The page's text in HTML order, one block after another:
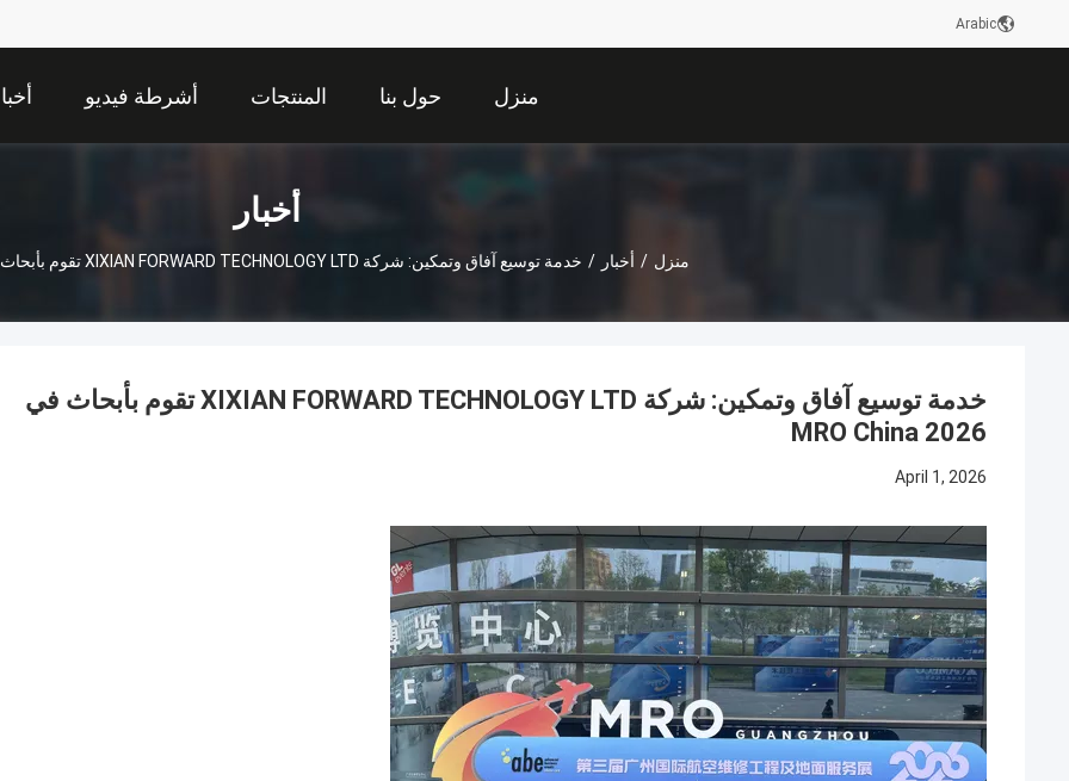
Arabic
منزل حول بنا المنتجات أشرطة فيديو
أخبار
منزل / أخبار / خدمة توسيع آفاق وتمكين: شركة XIXIAN FORWARD TECHNOLOGY LTD تقوم بأبحاث في MRO China 2026
خدمة توسيع آفاق وتمكين: شركة XIXIAN FORWARD TECHNOLOGY LTD تقوم بأبحاث في
MRO China 2026
April 1, 2026